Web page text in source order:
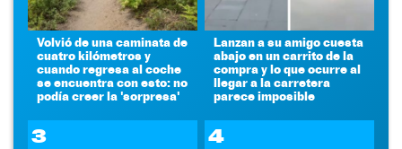
Volvió de una caminata de
cuatro kilómetros y
cuando regresa al coche
se encuentra con esto: no
podía creer la 'sorpresa'
Lanzan a su amigo cuesta
abajo en un carrito de la
compra y lo que ocurre al
llegar a la carretera
parece imposible
3 4